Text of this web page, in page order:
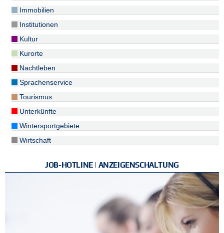
Immobilien
Institutionen
Kultur
Kurorte
Nachtleben
Sprachenservice
Tourismus
Unterkünfte
Wintersportgebiete
Wirtschaft
JOB-HOTLINE | ANZEIGENSCHALTUNG